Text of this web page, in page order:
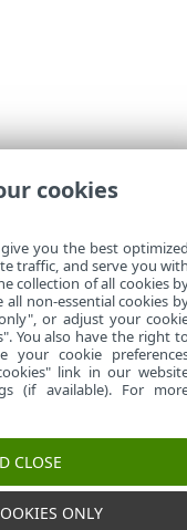
cookies
you the best
traffic, and serve you
collection of all cookies
all non-essential cookies
or adjust your
You also have the right
your cookie
link in our
(if available). For
CLOSE
ONLY